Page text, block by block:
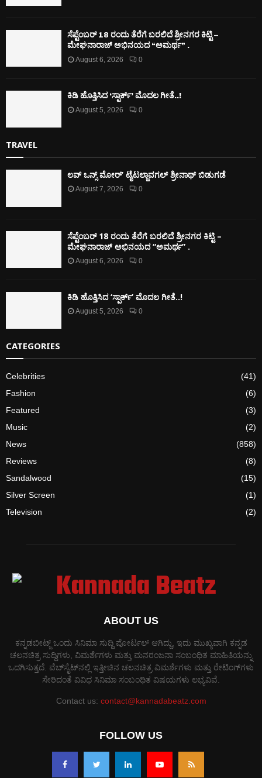
ಸೆಪ್ಟೆಂಬರ್ 18 ರಂದು ತೆರೆಗೆ ಬರಲಿದೆ ಶ್ರೀನಗರ ಕಿಟ್ಟಿ –
ಮೇಘನಾರಾಜ್ ಅಭಿನಯದ “ಅಮರ್ಥ” .
August 6, 2026 0
ಕಿಡಿ‌‌ ಹೊತ್ತಿಸಿದ ‘ಸ್ಪಾರ್ಕ್’ ಮೊದಲ‌ ಗೀತೆ..!
August 5, 2026 0
TRAVEL
ಲವ್ ಒನ್ಸ್ ಮೋರ್’ ಟೈಟಲ್ಜಾವಗಲ್ ಶ್ರೀನಾಥ್ ಬಿಡುಗಡೆ
August 7, 2026 0
ಸೆಪ್ಟೆಂಬರ್ 18 ರಂದು ತೆರೆಗೆ ಬರಲಿದೆ ಶ್ರೀನಗರ ಕಿಟ್ಟಿ –
ಮೇಘನಾರಾಜ್ ಅಭಿನಯದ “ಅಮರ್ಥ” .
August 6, 2026 0
ಕಿಡಿ‌‌ ಹೊತ್ತಿಸಿದ ‘ಸ್ಪಾರ್ಕ್’ ಮೊದಲ‌ ಗೀತೆ..!
August 5, 2026 0
CATEGORIES
Celebrities
(41)
Fashion
(6)
Featured
(3)
Music
(2)
News
(858)
Reviews
(8)
Sandalwood
(15)
Silver Screen
(1)
Television
(2)
ABOUT US
ಕನ್ನಡಬೀಟ್ಜ್ ಒಂದು ಸಿನಿಮಾ ಸುದ್ದಿ ಪೋರ್ಟಲ್ ಆಗಿದ್ದು, ಇದು ಮುಖ್ಯವಾಗಿ ಕನ್ನಡ
ಚಲನಚಿತ್ರ ಸುದ್ದಿಗಳು, ವಿಮರ್ಶೆಗಳು ಮತ್ತು ಮನರಂಜನಾ ಸಂಬಂಧಿತ ಮಾಹಿತಿಯನ್ನು
ಒದಗಿಸುತ್ತದೆ. ವೆಬ್‌ಸೈಟ್‌ನಲ್ಲಿ ಇತ್ತೀಚಿನ ಚಲನಚಿತ್ರ ವಿಮರ್ಶೆಗಳು ಮತ್ತು ರೇಟಿಂಗ್‌ಗಳು
ಸೇರಿದಂತೆ ವಿವಿಧ ಸಿನಿಮಾ ಸಂಬಂಧಿತ ವಿಷಯಗಳು ಲಭ್ಯವಿವೆ.
Contact us: contact@kannadabeatz.com
FOLLOW US